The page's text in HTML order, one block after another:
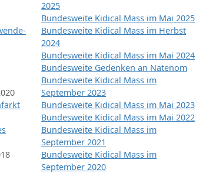
2025
Bundesweite Kidical Mass im Mai 2025
Bundesweite Kidical Mass im Herbst
2024
Bundesweite Kidical Mass im Mai 2024
Bundesweite Gedenken an Natenom
Bundesweite Kidical Mass im
September 2023
Bundesweite Kidical Mass im Mai 2023
Bundesweite Kidical Mass im Mai 2022
Bundesweite Kidical Mass im
September 2021
Bundesweite Kidical Mass im
September 2020